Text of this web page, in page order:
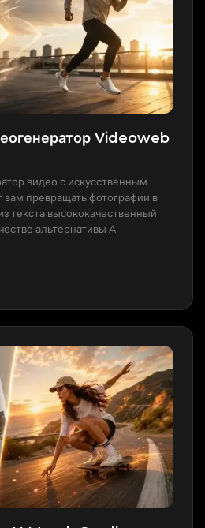
Videoweb
видео с искусственным
превращать фотографии в
текста высококачественный
альтернативы AI